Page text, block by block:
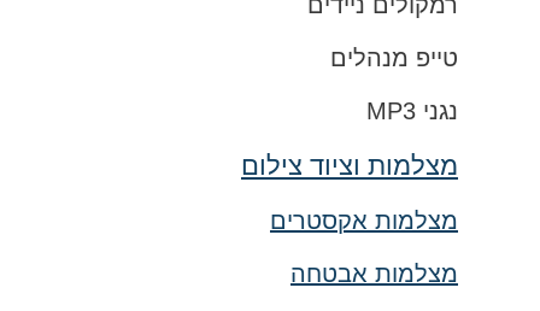
טייפ מנהלים
נגני MP3
מצלמות וציוד צילום
מצלמות אקסטרים
מצלמות אבטחה